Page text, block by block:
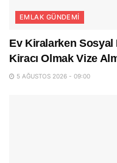
EMLAK GÜNDEMI
Ev Kiralarken
Kiracı Olmak Vize
5 AĞUSTOS 2026 - 09:00